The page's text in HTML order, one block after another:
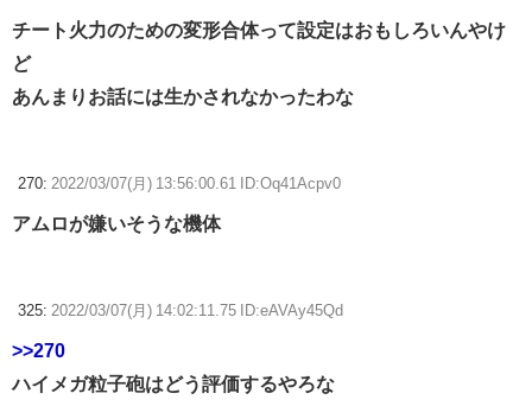
チート火力のための変形合体って設定はおもしろいんやけ
ど
あんまりお話には生かされなかったわな
270: 2022/03/07(月) 13:56:00.61 ID:Oq41Acpv0
アムロが嫌いそうな機体
325: 2022/03/07(月) 14:02:11.75 ID:eAVAy45Qd
>>270
ハイメガ粒子砲はどう評価するやろな